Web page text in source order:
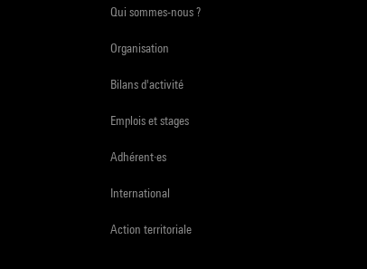
Qui sommes-nous ?
Organisation
Bilans d'activité
Emplois et stages
Adhérent·es
International
Action territoriale